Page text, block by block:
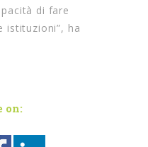
di fare
istituzioni”, ha
on: